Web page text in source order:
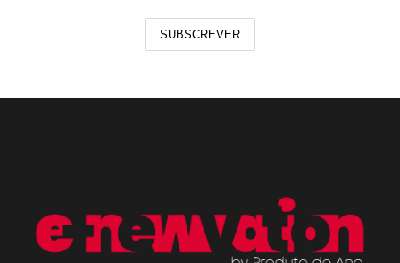
SUBSCREVER